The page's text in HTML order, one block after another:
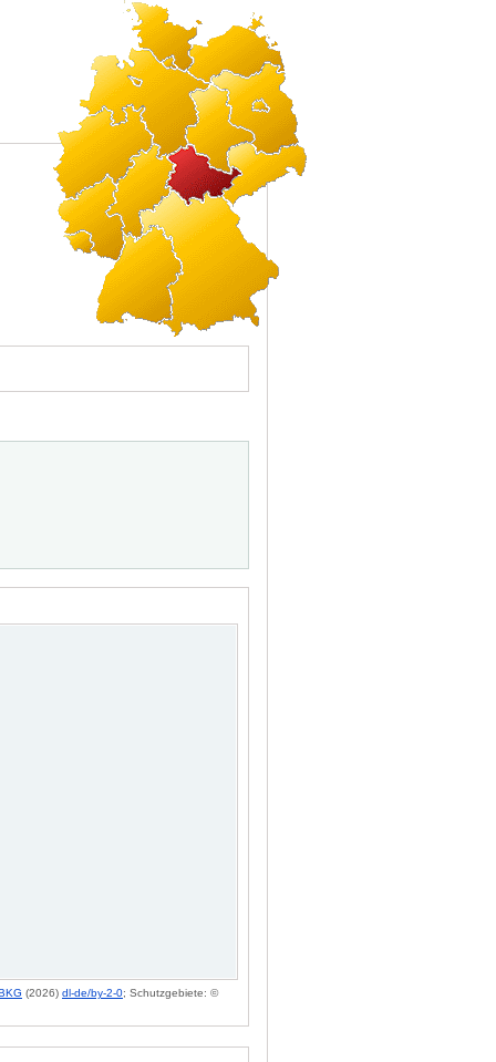
(2026) dl-de/by-2-0; Schutzgebiete: ©